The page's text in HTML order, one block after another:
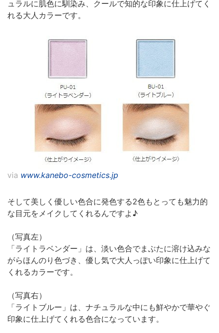
ュラルに肌色に馴染み、クールで知的な印象に仕上げてく
れる大人カラーです。
via www.kanebo-cosmetics.jp
そして美しく優しい色合に発色する2色もとっても魅力的
な目元をメイクしてくれるんですよ♪
（写真左）
「ライトラベンダー」は、淡い色合でまぶたに溶け込みな
がらほんのり色づき、優し気で大人っぽい印象に仕上げて
くれるカラーです。
（写真右）
「ライトブルー」は、ナチュラルな中にも鮮やかで華やぐ
印象に仕上げてくれる色合になっています。